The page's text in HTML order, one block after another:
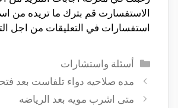
الاستفسارت قم بترك ما تريده من
استفسارات في التعليقات من اجل
التصنيفات
أسئلة واستشارات
مده صلاحيه دواء تلفاست بعد
متى اشرب مويه بعد الرياضه